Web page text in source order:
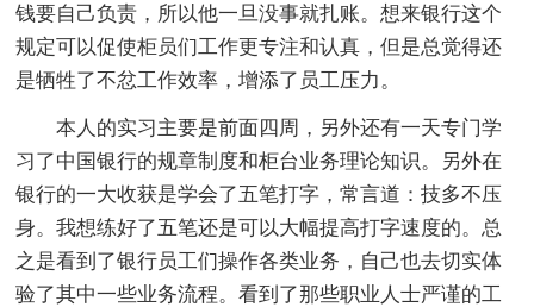
钱要自己负责，所以他一旦没事就扎账。想来银行这个
规定可以促使柜员们工作更专注和认真，但是总觉得还
是牺牲了不忿工作效率，增添了员工压力。
本人的实习主要是前面四周，另外还有一天专门学
习了中国银行的规章制度和柜台业务理论知识。另外在
银行的一大收获是学会了五笔打字，常言道：技多不压
身。我想练好了五笔还是可以大幅提高打字速度的。总
之是看到了银行员工们操作各类业务，自己也去切实体
验了其中一些业务流程。看到了那些职业人士严谨的工